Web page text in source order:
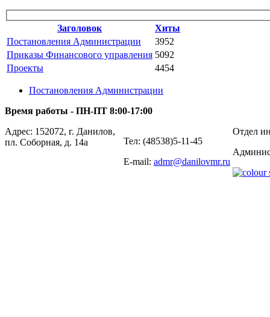
Заголовок
Хиты
Постановления Администрации
3952
Приказы Финансового управления 5092
Проекты
4454
Постановления Администрации
Время работы - ПН-ПТ 8:00-17:00
Адрес: 152072, г. Данилов,
пл. Соборная, д. 14а
Тел: (48538)5-11-45
E-mail: admr@danilovmr.ru
Отдел